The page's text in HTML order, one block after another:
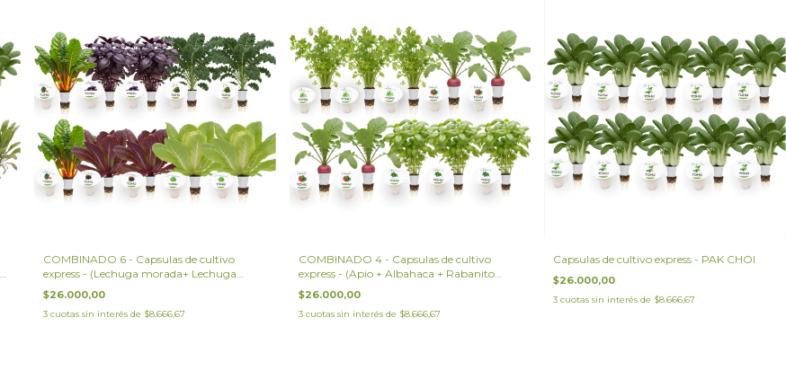
COMBINADO 6 - Capsulas de cultivo
express - (Lechuga morada+ Lechuga
mantecosa + Albahaca Morada+ Acelga
tricolor+ Kale)
$26.000,00
3 cuotas sin interés de $8.666,67
COMBINADO 4 - Capsulas de cultivo
express - (Apio + Albahaca + Rabanito
Gourmet)
$26.000,00
3 cuotas sin interés de $8.666,67
Capsulas de cultivo express - PAK CHOI
$26.000,00
3 cuotas sin interés de $8.666,67